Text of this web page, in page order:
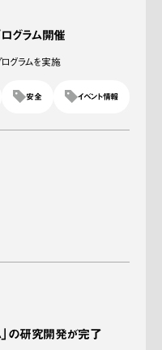
グラム開催
グラムを実施
イベント情報
安全
の研究開発が完了